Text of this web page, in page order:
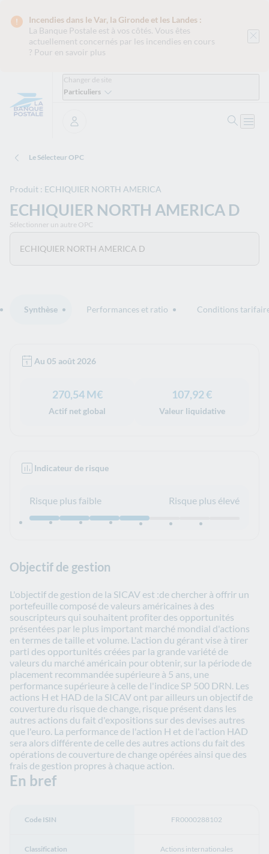
Incendies dans le Var, la Gironde et les Landes :
La Banque Postale est à vos côtés. Vous êtes
actuellement concernés par les incendies en cours
? Pour en savoir plus
Changer de site
Particuliers
Se connecter
Le Sélecteur OPC
ECHIQUIER NORTH AMERICA D
Produit : ECHIQUIER NORTH AMERICA
Sélectionner un autre OPC
ECHIQUIER NORTH AMERICA D
Synthèse Performances et ratio Conditions
Synthèse">
ValeursAu 05 août 2026
270,54 M€
Actif net global
107,92 €
Valeur liquidative
Indicateur de risque
Risque plus faible Risque plus élevé
Niveau de risque (4)
Objectif de gestion
L'objectif de gestion de la SICAV est :de chercher à offrir un
portefeuille composé de valeurs américaines à des
souscripteurs qui souhaitent profiter des opportunités
présentées par le plus important marché mondial d'actions
en termes de taille et volume. L'action du gérant vise à tirer
parti des opportunités créées par la grande variété de
valeurs du marché américain pour obtenir, sur la période de
placement recommandée supérieure à 5 ans, une
performance supérieure à celle de l'indice SP 500 DRN. Les
actions H et HAD de la SICAV ont par ailleurs un objectif de
couverture du risque de change, risque présent dans les
autres actions du fait d'expositions sur des devises autres
que l'euro. La performance de l'action H et de l'action HAD
sera alors différente de celle des autres actions du fait des
opérations de couverture de change opérées ainsi que des
frais de gestion propres à chaque action.
En bref
Code ISIN FR0000288102
Classification Actions internationales